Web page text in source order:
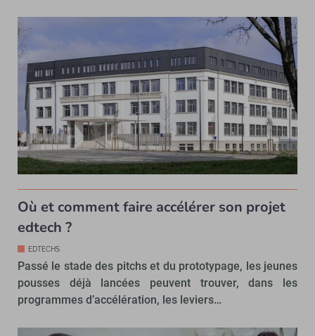
Où et comment faire accélérer son projet
edtech ?
EDTECHS
Passé le stade des pitchs et du prototypage, les jeunes
pousses déjà lancées peuvent trouver, dans les
programmes d’accélération, les leviers…